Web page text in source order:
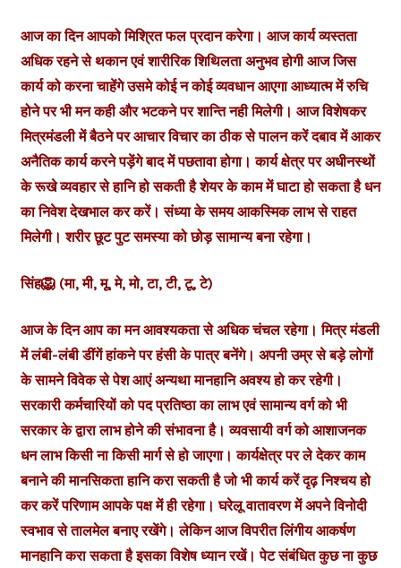
आज का दिन आपको मिश्रित फल प्रदान करेगा। आज कार्य व्यस्तता
अधिक रहने से थकान एवं शारीरिक शिथिलता अनुभव होगी आज जिस
कार्य को करना चाहेंगे उसमे कोई न कोई व्यवधान आएगा आध्यात्म में रुचि
होने पर भी मन कही और भटकने पर शान्ति नही मिलेगी। आज विशेषकर
मित्रमंडली में बैठने पर आचार विचार का ठीक से पालन करें दबाव में आकर
अनैतिक कार्य करने पड़ेंगे बाद में पछतावा होगा। कार्य क्षेत्र पर अधीनस्थों
के रूखे व्यवहार से हानि हो सकती है शेयर के काम में घाटा हो सकता है धन
का निवेश देखभाल कर करें। संध्या के समय आकस्मिक लाभ से राहत
मिलेगी। शरीर छूट पुट समस्या को छोड़ सामान्य बना रहेगा।
सिंह🦁 (मा, मी, मू, मे, मो, टा, टी, टू, टे)
आज के दिन आप का मन आवश्यकता से अधिक चंचल रहेगा। मित्र मंडली
में लंबी-लंबी डींगें हांकने पर हंसी के पात्र बनेंगे। अपनी उम्र से बड़े लोगों
के सामने विवेक से पेश आएं अन्यथा मानहानि अवश्य हो कर रहेगी।
सरकारी कर्मचारियों को पद प्रतिष्ठा का लाभ एवं सामान्य वर्ग को भी
सरकार के द्वारा लाभ होने की संभावना है। व्यवसायी वर्ग को आशाजनक
धन लाभ किसी ना किसी मार्ग से हो जाएगा। कार्यक्षेत्र पर ले देकर काम
बनाने की मानसिकता हानि करा सकती है जो भी कार्य करें दृढ़ निश्चय हो
कर करें परिणाम आपके पक्ष में ही रहेगा। घरेलू वातावरण में अपने विनोदी
स्वभाव से तालमेल बनाए रखेंगे। लेकिन आज विपरीत लिंगीय आकर्षण
मानहानि करा सकता है इसका विशेष ध्यान रखें। पेट संबंधित कुछ ना कुछ